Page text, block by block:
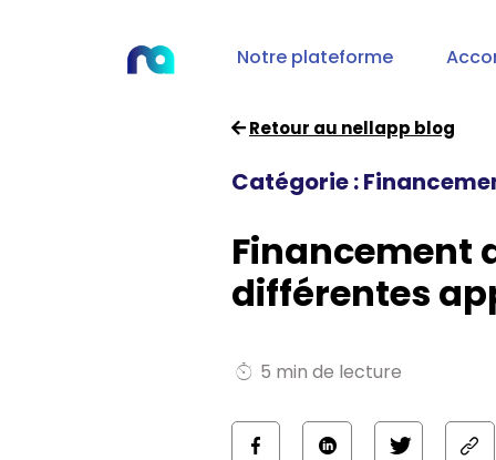
Notre plateforme
Retour au nellapp blog
Catégorie :
Financement
différentes
5 min de lecture